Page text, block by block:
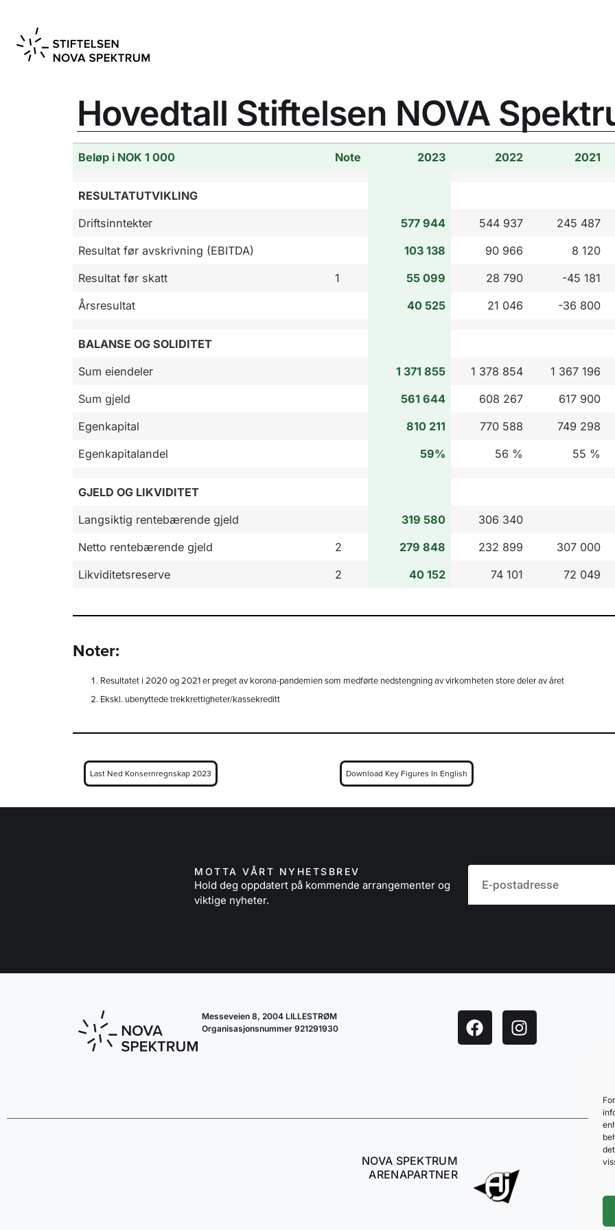
Hovedtall Stiftelsen NOVA
Beløp i NOK 1 000 Note 2023 2022 2021
RESULTATUTVIKLING
Driftsinntekter
577 944 544 937
245 487
Resultat før avskrivning (EBITDA)
103 138 90 966
8 120
Resultat før skatt
1 55 099 28 790
-45 181
Årsresultat
40 525 21 046 -36 800
BALANSE OG SOLIDITET
Sum eiendeler
1 371 855 1 378 854
1 367 196
Sum gjeld
561 644 608 267
617 900
Egenkapital
810 211 770 588
749 298
Egenkapitalandel
59% 56 % 55 %
GJELD OG LIKVIDITET
Langsiktig rentebærende gjeld
319 580
306 340
Netto rentebærende gjeld
2 279 848 232 899
307 000
Likviditetsreserve
2 40 152 74 101 72 049
Noter:
Resultatet i 2020 og 2021 er preget av korona-pandemien som medførte nedstengning av virkomheten store deler av året
Ekskl. ubenyttede trekkrettigheter/kassekreditt
Last Ned Konsernregnskap 2023 Download Key Figures In English
MOTTA VÅRT NYHETSBREV
Hold deg oppdatert på kommende arrangementer og
viktige nyheter.
Messeveien 8, 2004 LILLESTRØM
Organisasjonsnummer 921291930
NOVA SPEKTRUM
ARENAPARTNER